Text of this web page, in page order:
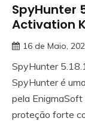
SpyHunter
Activation
16 de Maio,
SpyHunter
SpyHunter é
pela
proteção forte